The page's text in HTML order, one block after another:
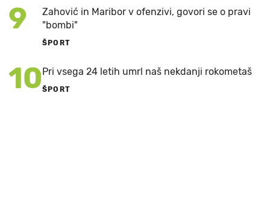
9
Zahović in Maribor v ofenzivi, govori se o pravi
"bombi"
ŠPORT
10Pri vsega 24 letih umrl naš nekdanji rokometaš
ŠPORT